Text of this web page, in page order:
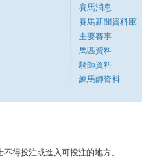
賽馬消息
賽馬新聞資料庫
主要賽事
馬匹資料
騎師資料
練馬師資料
得投注或進入可投注的地方。